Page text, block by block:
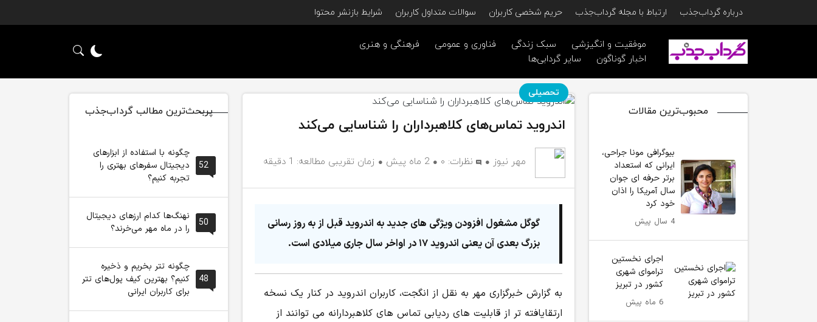
درباره گرداب‌جذب ارتباط با مجله گرداب‌جذب حریم شخصی کاربران سوالات متداول کاربران شرایط بازنشر محتوا
موفقیت و انگیزشی سبک زندگی فناوری و عمومی
فرهنگی و هنری
اخبار گوناگون
سایر گردابی‌ها
محبوب‌ترین مقالات
بیوگرافی مونا جراحی،
ایرانی که استعداد
برتر حرفه ای جوان
سال آمریکا را اذان
خود کرد
4 سال پیش
اجرای نخستین
تراموای شهری
کشور در تبریز
6 ماه پیش
تحصیلی
اندروید تماس‌های کلاهبرداران را شناسایی می‌کند
مهر نیوز نظرات: ۰ 2 ماه پیش زمان تقریبی مطالعه: 1 دقیقه
گوگل مشغول افزودن ویژگی های جدید به اندروید قبل از به روز رسانی
بزرگ بعدی آن یعنی اندروید ۱۷ در اواخر سال جاری میلادی است.
به گزارش خبرگزاری مهر به نقل از انگجت، کاربران اندروید در کنار یک نسخه
ارتقایافته تر از قابلیت های ردیابی تماس های کلاهبردارانه می توانند از
پربحث‌ترین مطالب گرداب‌جذب
52
چگونه با استفاده از ابزارهای
دیجیتال سفرهای بهتری را
تجربه کنیم؟
50
نهنگ‌ها کدام ارزهای دیجیتال
را در ماه مهر می‌خرند؟
48
چگونه تتر بخریم و ذخیره
کنیم؟ بهترین کیف پول‌های تتر
برای کاربران ایرانی